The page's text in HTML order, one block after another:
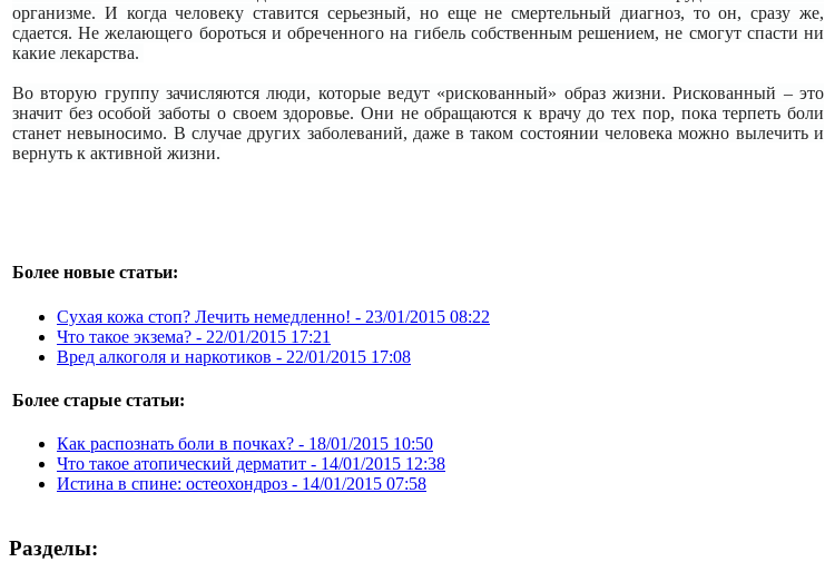
организме. И когда человеку ставится серьезный, но еще не смертельный диагноз, то он, сразу же,
сдается. Не желающего бороться и обреченного на гибель собственным решением, не смогут спасти ни
какие лекарства.
Во вторую группу зачисляются люди, которые ведут «рискованный» образ жизни. Рискованный – это
значит без особой заботы о своем здоровье. Они не обращаются к врачу до тех пор, пока терпеть боли
станет невыносимо. В случае других заболеваний, даже в таком состоянии человека можно вылечить и
вернуть к активной жизни.
Более новые статьи:
Сухая кожа стоп? Лечить немедленно! - 23/01/2015 08:22
Что такое экзема? - 22/01/2015 17:21
Вред алкоголя и наркотиков - 22/01/2015 17:08
Более старые статьи:
Как распознать боли в почках? - 18/01/2015 10:50
Что такое атопический дерматит - 14/01/2015 12:38
Истина в спине: остеохондроз - 14/01/2015 07:58
Разделы: